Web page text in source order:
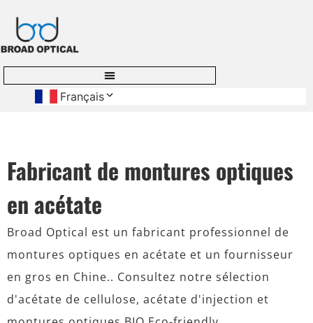
Français
Fabricant de montures optiques
en acétate
Broad Optical est un fabricant professionnel de
montures optiques en acétate et un fournisseur
en gros en Chine.. Consultez notre sélection
d'acétate de cellulose, acétate d'injection et